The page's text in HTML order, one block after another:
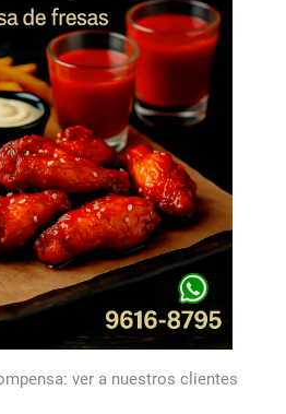
ver a nuestros clientes